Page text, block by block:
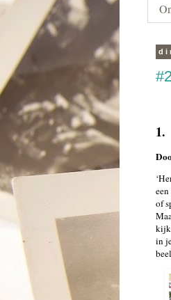
1.
of
in